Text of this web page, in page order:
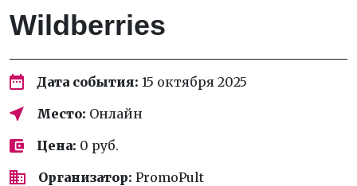
Wildberries
Дата события: 15 октября 2025
Место: Онлайн
Цена: 0 руб.
Организатор: PromoPult